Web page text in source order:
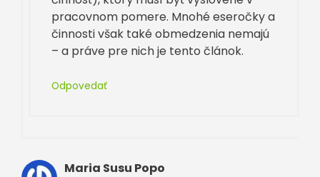
pracovnom pomere. Mnohé eseročky a
činnosti však také obmedzenia nemajú
– a práve pre nich je tento článok.
Odpovedať
Maria Susu Popo